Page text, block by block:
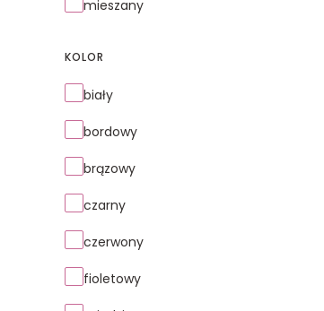
mieszany
KOLOR
Kolor
biały
bordowy
brązowy
czarny
czerwony
fioletowy